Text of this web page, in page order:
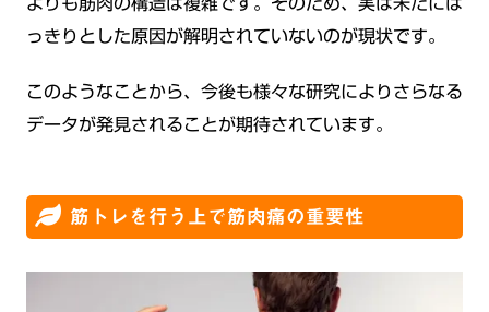
っきりとした原因が解明されていないのが現状です。
このようなことから、今後も様々な研究によりさらなる
データが発見されることが期待されています。
筋トレを行う上で筋肉痛の重要性